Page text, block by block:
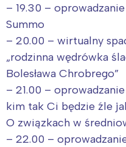
– 19.30 –
Summo
– 20.00 – wirtualny
„rodzinna wędrówka
Bolesława Chrobrego”
– 21.00 –
kim tak Ci będzie źle
O związkach w
– 22.00 –